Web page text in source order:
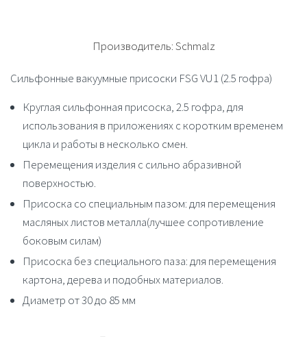
Производитель:Schmalz
Сильфонные вакуумные присоски FSG VU1 (2.5 гофра)
Круглая сильфонная присоска, 2.5 гофра, для
использования в приложениях с коротким временем
цикла и работы в несколько смен.
Перемещения изделия с сильно абразивной
поверхностью.
Присоска со специальным пазом: для перемещения
масляных листов металла(лучшее сопротивление
боковым силам)
Присоска без специального паза: для перемещения
картона, дерева и подобных материалов.
Диаметр от 30 до 85 мм